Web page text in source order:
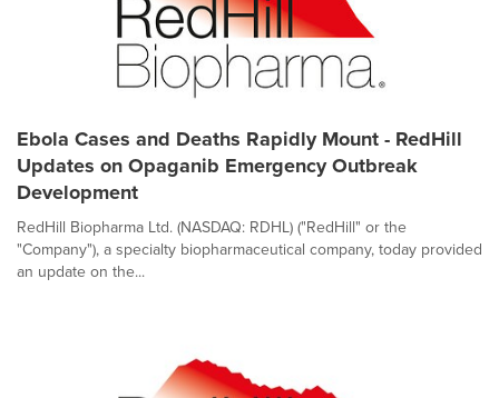
Ebola Cases and Deaths Rapidly Mount - RedHill
Updates on Opaganib Emergency Outbreak
Development
RedHill Biopharma Ltd. (NASDAQ: RDHL) ("RedHill" or the
"Company"), a specialty biopharmaceutical company, today provided
an update on the...